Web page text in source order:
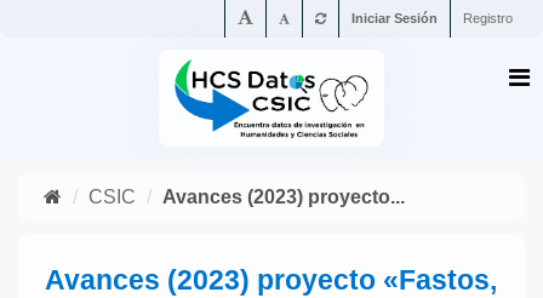
Iniciar Sesión Registro
CSIC Avances (2023) proyecto...
Avances (2023) proyecto «Fastos,